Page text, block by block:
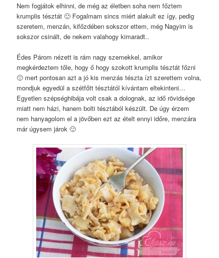
Nem fogjátok elhinni, de még az életben soha nem főztem
krumplis tésztát 🙂 Fogalmam sincs miért alakult ez így, pedig
szeretem, menzán, kifőzdében sokszor ettem, még Nagyim is
sokszor csinált, de nekem valahogy kimaradt..
Édes Párom nézett is rám nagy szemekkel, amikor
megkérdeztem tőle, hogy ő hogy szokott krumplis tésztát főzni
🙂 mert pontosan azt a jó kis menzás tészta ízt szerettem volna,
mondjuk egyedül a szétfőtt tésztától kívántam eltekinteni…
Egyetlen szépséghibája volt csak a dolognak, az idő rövidsége
miatt nem házi, hanem bolti tésztából készült. De úgy érzem
nem hanyagolom el a jövőben ezt az ételt ennyi időre, menzára
már úgysem járok 🙂